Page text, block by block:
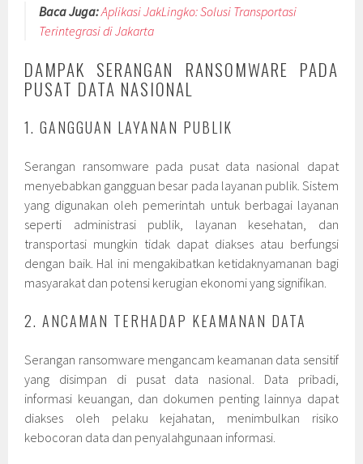
Baca Juga:Aplikasi JakLingko: Solusi Transportasi
Terintegrasi di Jakarta
DAMPAK SERANGAN RANSOMWARE PADA
PUSAT DATA NASIONAL
1. GANGGUAN LAYANAN PUBLIK
Serangan ransomware pada pusat data nasional dapat
menyebabkan gangguan besar pada layanan publik. Sistem
yang digunakan oleh pemerintah untuk berbagai layanan
seperti administrasi publik, layanan kesehatan, dan
transportasi mungkin tidak dapat diakses atau berfungsi
dengan baik. Hal ini mengakibatkan ketidaknyamanan bagi
masyarakat dan potensi kerugian ekonomi yang signifikan.
2. ANCAMAN TERHADAP KEAMANAN DATA
Serangan ransomware mengancam keamanan data sensitif
yang disimpan di pusat data nasional. Data pribadi,
informasi keuangan, dan dokumen penting lainnya dapat
diakses oleh pelaku kejahatan, menimbulkan risiko
kebocoran data dan penyalahgunaan informasi.